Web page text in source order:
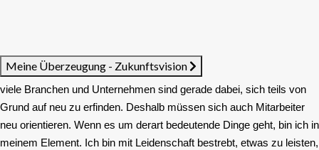
Meine Überzeugung - Zukunftsvision
viele Branchen und Unternehmen sind gerade dabei, sich teils von
Grund auf neu zu erfinden. Deshalb müssen sich auch Mitarbeiter
neu orientieren. Wenn es um derart bedeutende Dinge geht, bin ich in
meinem Element. Ich bin mit Leidenschaft bestrebt, etwas zu leisten,